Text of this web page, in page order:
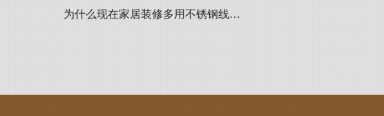
为什么现在家居装修多用不锈钢线…